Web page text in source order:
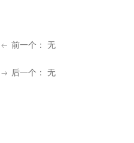
ꂃ 前一个： 无
ꁹ 后一个： 无